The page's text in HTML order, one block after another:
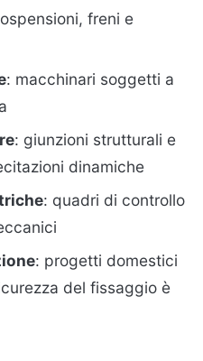
freni e
: macchinari soggetti a
: giunzioni strutturali e
dinamiche
: quadri di controllo
: progetti domestici
del fissaggio è